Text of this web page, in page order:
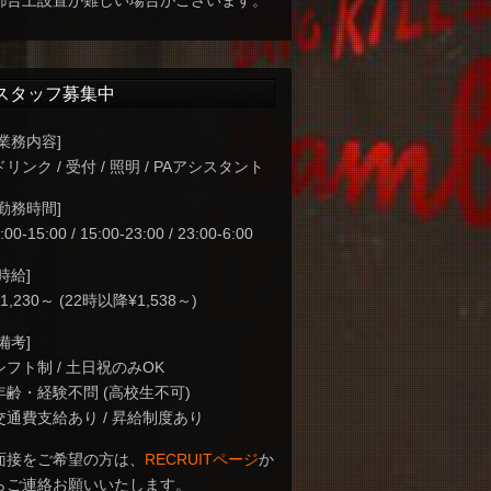
タッフ募集中
務内容]
リンク / 受付 / 照明 / PAアシスタント
務時間]
15:00 / 15:00-23:00 / 23:00-6:00
給]
～ (22時以降¥1,538～)
考]
フト制 / 土日祝のみOK
齢・経験不問 (高校生不可)
通費支給あり / 昇給制度あり
接をご希望の方は、 RECRUITページか
ご連絡お願いいたします。